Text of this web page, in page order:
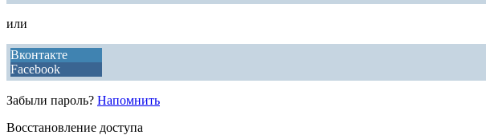
или
Вконтакте
Facebook
Забыли пароль? Напомнить
Восстановление доступа